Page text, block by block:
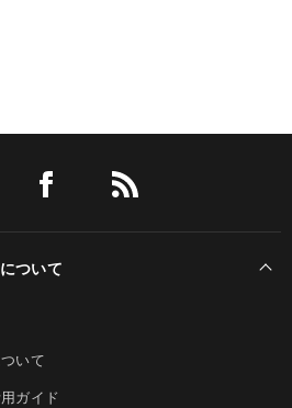
ついて
いて
ガイド